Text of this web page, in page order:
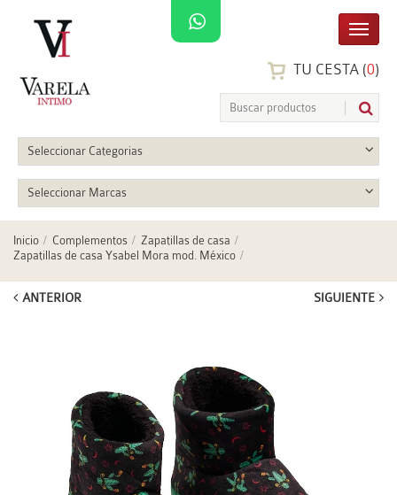
TU CESTA (0)
Seleccionar Categorias
Seleccionar Marcas
Inicio Complementos
Zapatillas de casa
Zapatillas de casa Ysabel Mora mod. México
ANTERIOR SIGUIENTE